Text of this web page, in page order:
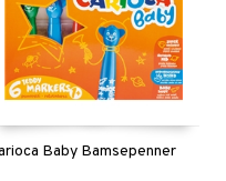
Baby Bamsepenner